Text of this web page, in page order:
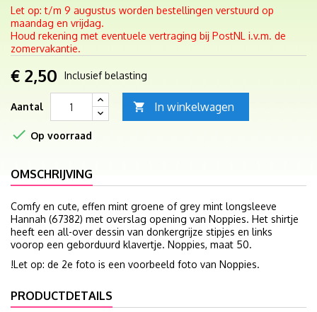
Let op: t/m 9 augustus worden bestellingen verstuurd op
maandag en vrijdag.
Houd rekening met eventuele vertraging bij PostNL i.v.m. de
zomervakantie.
€ 2,50 Inclusief belasting
Aantal  In winkelwagen
 Op voorraad
OMSCHRIJVING
Comfy en cute, effen mint groene of grey mint longsleeve
Hannah (67382) met overslag opening van Noppies. Het shirtje
heeft een all-over dessin van donkergrijze stipjes en links
voorop een geborduurd klavertje. Noppies, maat 50.
!Let op: de 2e foto is een voorbeeld foto van Noppies.
PRODUCTDETAILS